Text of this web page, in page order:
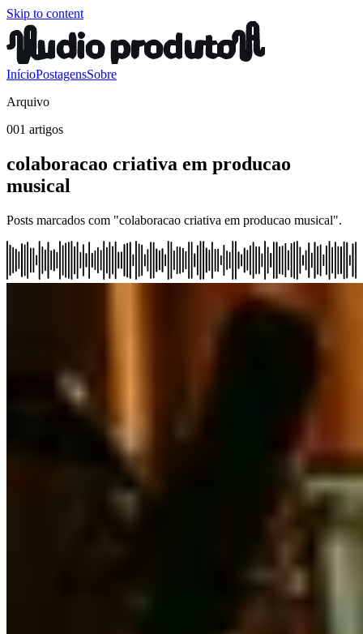
Skip to content
InícioPostagensSobre
Arquivo
001 artigos
colaboracao criativa em producao
musical
Posts marcados com "colaboracao criativa em producao musical".